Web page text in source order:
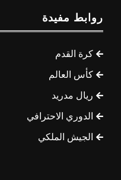
روابط مفيدة
كرة القدم
كأس العالم
ريال مدريد
الدوري الاحترافي
الجيش الملكي